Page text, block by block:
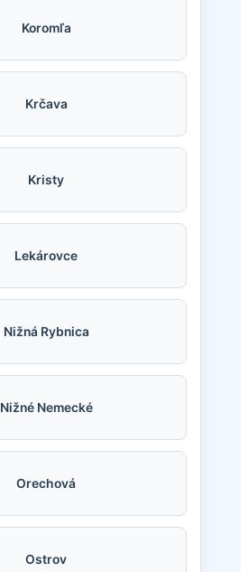
Koromľa
Krčava
Kristy
Lekárovce
Nižná Rybnica
Nižné Nemecké
Orechová
Ostrov